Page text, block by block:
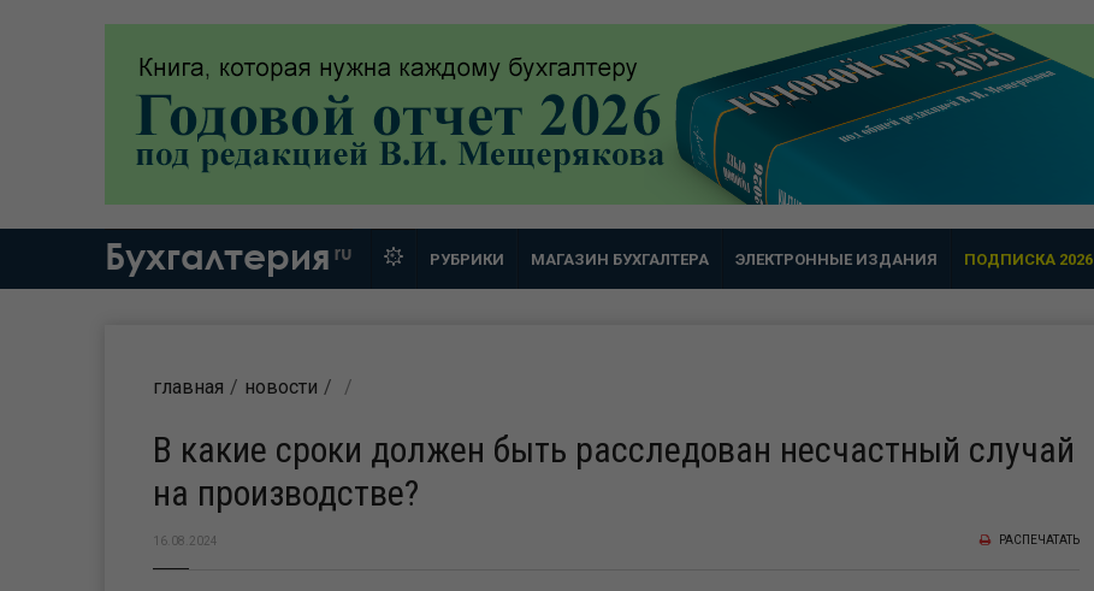
Бухгалтерия ru РУБРИКИ МАГАЗИН БУХГАЛТЕРА ЭЛЕКТРОННЫЕ ИЗДАНИЯ ПОДПИСКА 2026
главная новости
В какие сроки должен быть расследован несчастный случай
на производстве?
16.08.2024 РАСПЕЧАТАТЬ